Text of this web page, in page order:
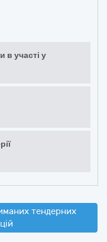
в участі у
тендерних